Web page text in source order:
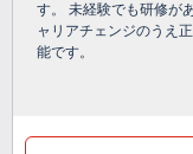
す。 未経験でも研修が
ャリアチェンジのうえ
能です。